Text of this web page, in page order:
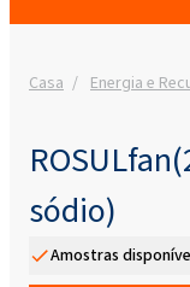
Casa Energia e
sódio)
Amostras